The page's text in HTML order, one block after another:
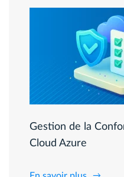
Gestion de la
Cloud Azure